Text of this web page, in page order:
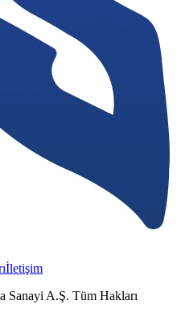
İletişim
Sanayi A.Ş. Tüm Hakları